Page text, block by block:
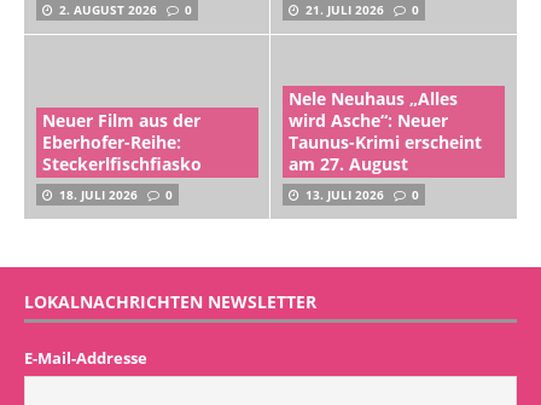
2. AUGUST 2026 0 21. JULI 2026 0
Neuer Film aus der
Eberhofer-Reihe:
Steckerlfischfiasko
18. JULI 2026 0
Nele Neuhaus „Alles
wird Asche“: Neuer
Taunus-Krimi erscheint
am 27. August
13. JULI 2026 0
LOKALNACHRICHTEN NEWSLETTER
E-Mail-Addresse